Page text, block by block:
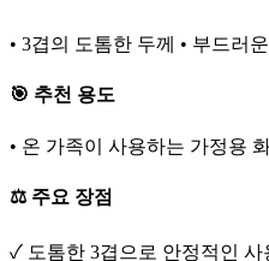
• 3겹의 도톰한 두께 • 부드러
🎯 추천 용도
• 온 가족이 사용하는 가정용
⚖️ 주요 장점
✓ 도톰한 3겹으로 안정적인